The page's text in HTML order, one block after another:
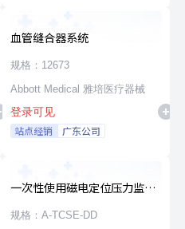
血管缝合器系统
规格：12673
Abbott Medical 雅培医疗器械
登录可见
站点经销 广东公司
一次性使用磁电定位压力监测
消融导管
规格：A-TCSE-DD